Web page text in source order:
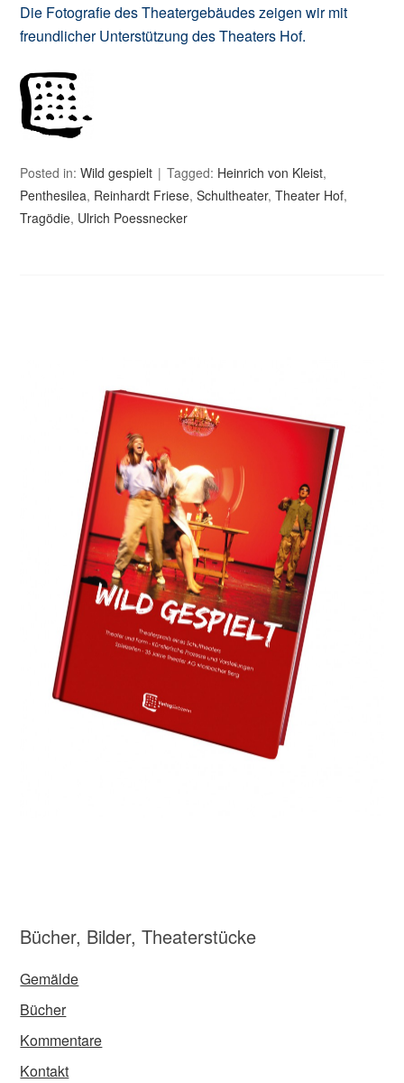
Die Fotografie des Theatergebäudes zeigen wir mit
freundlicher Unterstützung des Theaters Hof.
Posted in:Wild gespielt Tagged: Heinrich von Kleist,
Penthesilea, Reinhardt Friese,Schultheater,Theater Hof,
Tragödie, Ulrich Poessnecker
Bücher, Bilder, Theaterstücke
Gemälde
Bücher
Kommentare
Kontakt